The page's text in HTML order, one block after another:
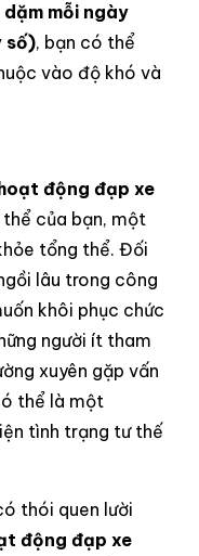
dặm mỗi ngày
số), bạn có thể
vào độ khó và
hoạt động đạp xe
của bạn, một
tổng thể. Đối
lâu trong công
khôi phục chức
người ít tham
xuyên gặp vấn
thể là một
tình trạng tư thế
thói quen lười
động đạp xe